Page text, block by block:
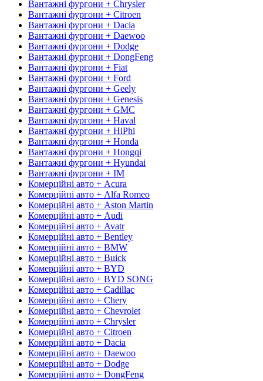
Вантажні фургони + Chrysler
Вантажні фургони + Citroen
Вантажні фургони + Dacia
Вантажні фургони + Daewoo
Вантажні фургони + Dodge
Вантажні фургони + DongFeng
Вантажні фургони + Fiat
Вантажні фургони + Ford
Вантажні фургони + Geely
Вантажні фургони + Genesis
Вантажні фургони + GMC
Вантажні фургони + Haval
Вантажні фургони + HiPhi
Вантажні фургони + Honda
Вантажні фургони + Hongqi
Вантажні фургони + Hyundai
Вантажні фургони + IM
Комерційні авто + Acura
Комерційні авто + Alfa Romeo
Комерційні авто + Aston Martin
Комерційні авто + Audi
Комерційні авто + Avatr
Комерційні авто + Bentley
Комерційні авто + BMW
Комерційні авто + Buick
Комерційні авто + BYD
Комерційні авто + BYD SONG
Комерційні авто + Cadillac
Комерційні авто + Chery
Комерційні авто + Chevrolet
Комерційні авто + Chrysler
Комерційні авто + Citroen
Комерційні авто + Dacia
Комерційні авто + Daewoo
Комерційні авто + Dodge
Комерційні авто + DongFeng